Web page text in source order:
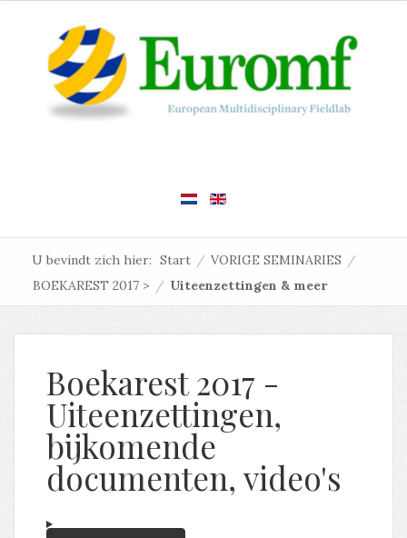
U bevindt zich hier: Start / VORIGE SEMINARIES /
BOEKAREST 2017 > / Uiteenzettingen & meer
Boekarest 2017 -
Uiteenzettingen,
bijkomende
documenten, video's